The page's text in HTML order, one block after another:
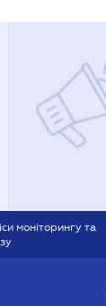
моніторингу та